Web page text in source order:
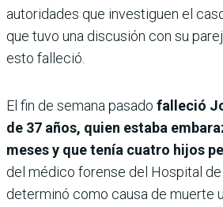
autoridades que investiguen el
que tuvo una discusión con su
esto falleció.
El fin de semana pasado falleció
de 37 años, quien estaba
meses y que tenía cuatro hijos
del médico forense del Hospital de
determinó como causa de muerte